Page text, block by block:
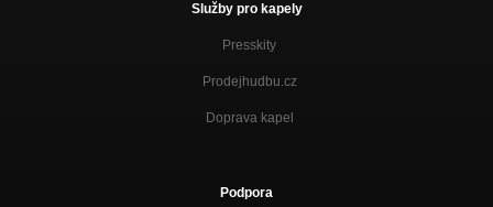
Služby pro kapely
Presskity
Prodejhudbu.cz
Doprava kapel
Podpora